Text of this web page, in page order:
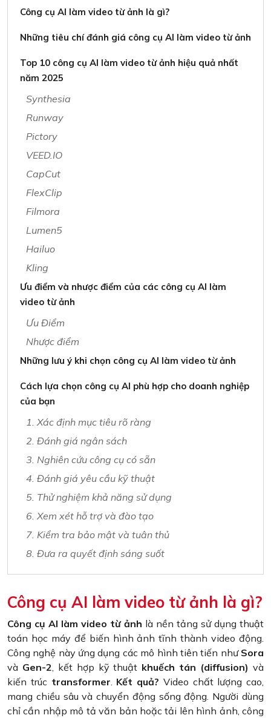
Công cụ AI làm video từ ảnh là gì?
Những tiêu chí đánh giá công cụ AI làm video từ ảnh
Top 10 công cụ AI làm video từ ảnh hiệu quả nhất
năm 2025
Synthesia
Runway
Pictory
VEED.IO
CapCut
FlexClip
Filmora
Lumen5
Hailuo
Kling
Ưu điểm và nhược điểm của các công cụ AI làm
video từ ảnh
Ưu Điểm
Nhược điểm
Những lưu ý khi chọn công cụ AI làm video từ ảnh
Cách lựa chọn công cụ AI phù hợp cho doanh nghiệp
của bạn
1. Xác định mục tiêu rõ ràng
2. Đánh giá ngân sách
3. Nghiên cứu công cụ có sẵn
4. Đánh giá yêu cầu kỹ thuật
5. Thử nghiệm khả năng sử dụng
6. Xem xét hỗ trợ và đào tạo
7. Kiểm tra bảo mật và tuân thủ
8. Đưa ra quyết định sáng suốt
Công cụ AI làm video từ ảnh là gì?
Công cụ AI làm video từ ảnh là nền tảng sử dụng thuật
toán học máy để biến hình ảnh tĩnh thành video động.
Công nghệ này ứng dụng các mô hình tiên tiến như Sora
và Gen-2, kết hợp kỹ thuật khuếch tán (diffusion) và
kiến trúc transformer. Kết quả? Video chất lượng cao,
mang chiều sâu và chuyển động sống động. Người dùng
chỉ cần nhập mô tả văn bản hoặc tải lên hình ảnh, công